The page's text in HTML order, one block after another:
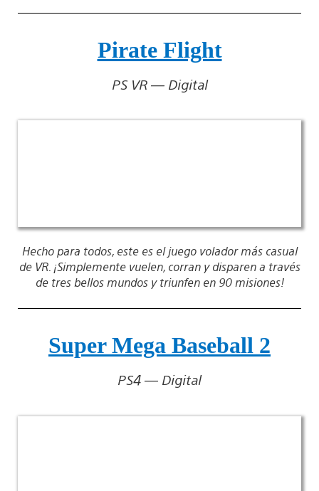
Pirate Flight
PS VR — Digital
Hecho para todos, este es el juego volador más casual
de VR. ¡Simplemente vuelen, corran y disparen a través
de tres bellos mundos y triunfen en 90 misiones!
Super Mega Baseball 2
PS4 — Digital